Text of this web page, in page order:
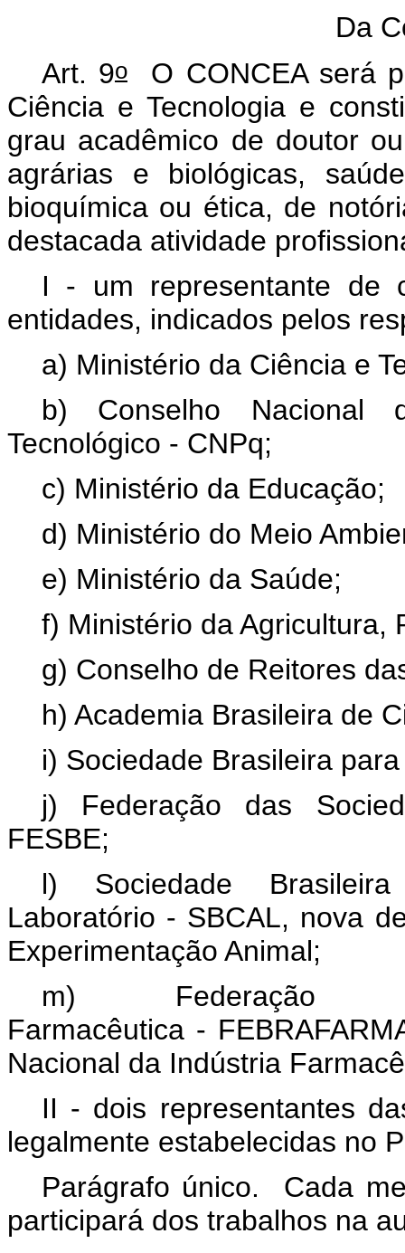
Da
Art. 9oO CONCEA será
Ciência e Tecnologia e
grau acadêmico de doutor
agrárias e biológicas,
bioquímica ou ética, de
destacada atividade
I - um representante de
entidades, indicados pelos
a) Ministério da Ciência e
b) Conselho Nacional
Tecnológico - CNPq;
c) Ministério da Educação;
d) Ministério do Meio
e) Ministério da Saúde;
f) Ministério da Agricultura,
g) Conselho de Reitores
h) Academia Brasileira de
i) Sociedade Brasileira
j) Federação das
FESBE;
l) Sociedade
Laboratório - SBCAL, nova
Experimentação Animal;
m) Federação
Farmacêutica -
Nacional da Indústria
II - dois representantes
legalmente estabelecidas no
Parágrafo único. Cada
participará dos trabalhos na